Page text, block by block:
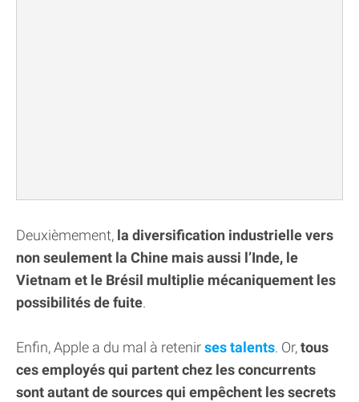
Deuxièmement, la diversification industrielle vers
non seulement la Chine mais aussi l’Inde, le
Vietnam et le Brésil multiplie mécaniquement les
possibilités de fuite.
Enfin, Apple a du mal à retenirses talents. Or,tous
ces employés qui partent chez les concurrents
sont autant de sources qui empêchent les secrets